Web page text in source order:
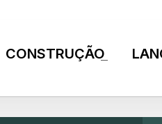
CONSTRUÇÃO